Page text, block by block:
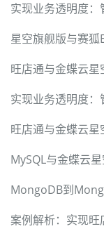
实现业务透明度
星空旗舰版与赛狐
旺店通与金蝶云
实现业务透明度
旺店通与金蝶云
MySQL与金蝶云
MongoDB到
案例解析：实现